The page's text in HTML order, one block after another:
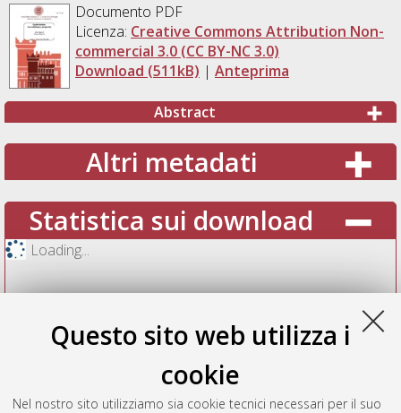
Questo sito web utilizza i
cookie
Nel nostro sito utilizziamo sia cookie tecnici necessari per il suo
Documento PDF
Licenza: Creative Commons Attribution Non-
commercial 3.0 (CC BY-NC 3.0)
Download (511kB) | Anteprima
Abstract
Altri metadati
Statistica sui download
Loading...